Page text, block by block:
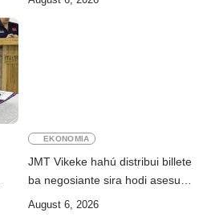
EKONOMIA
JMT Vikeke hahú distribui billete
ba negosiante sira hodi asesu
August 6, 2026